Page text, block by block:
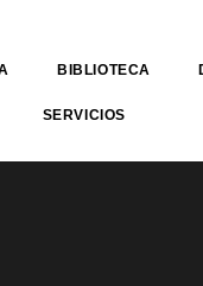
BIBLIOTECA
SERVICIOS